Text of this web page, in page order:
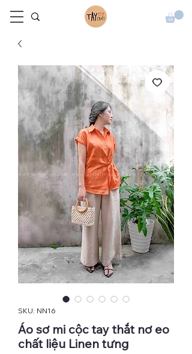
SKU: NN16
Áo sơ mi cộc tay thắt nơ eo
chất liệu Linen tưng